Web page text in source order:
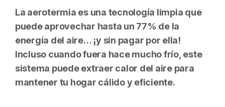
La gran ventaja de la aerotermia: eficiencia y
ahorro real
Cómo equipar tu hogar con aerotermia: tipos de
instalación y precios
¿Cuánto consume la aerotermia?
La aerotermia es una tecnología limpia que
puede aprovechar hasta un 77% de la
energía del aire… ¡y sin pagar por ella!
Incluso cuando fuera hace mucho frío, este
sistema puede extraer calor del aire para
mantener tu hogar cálido y eficiente.